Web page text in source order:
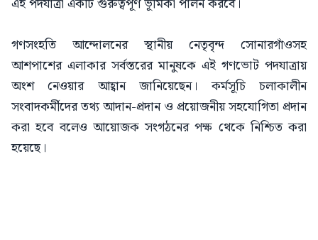
গণসংহতি আন্দোলনের স্থানীয় নেতৃবৃন্দ সোনারগাঁওসহ
আশপাশের এলাকার সর্বস্তরের মানুষকে এই গণভোট পদযাত্রায়
অংশ নেওয়ার আহ্বান জানিয়েছেন। কর্মসূচি চলাকালীন
সংবাদকর্মীদের তথ্য আদান-প্রদান ও প্রয়োজনীয় সহযোগিতা প্রদান
করা হবে বলেও আয়োজক সংগঠনের পক্ষ থেকে নিশ্চিত করা
হয়েছে।